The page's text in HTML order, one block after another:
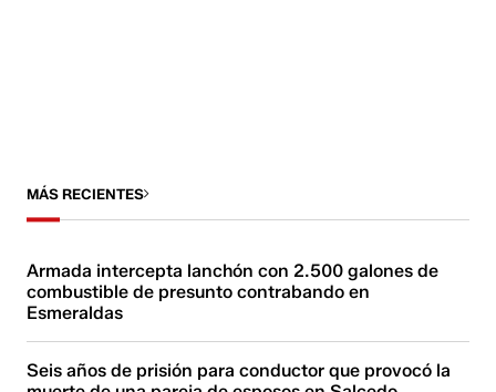
MÁS RECIENTES
Armada intercepta lanchón con 2.500 galones de
combustible de presunto contrabando en
Esmeraldas
Seis años de prisión para conductor que provocó la